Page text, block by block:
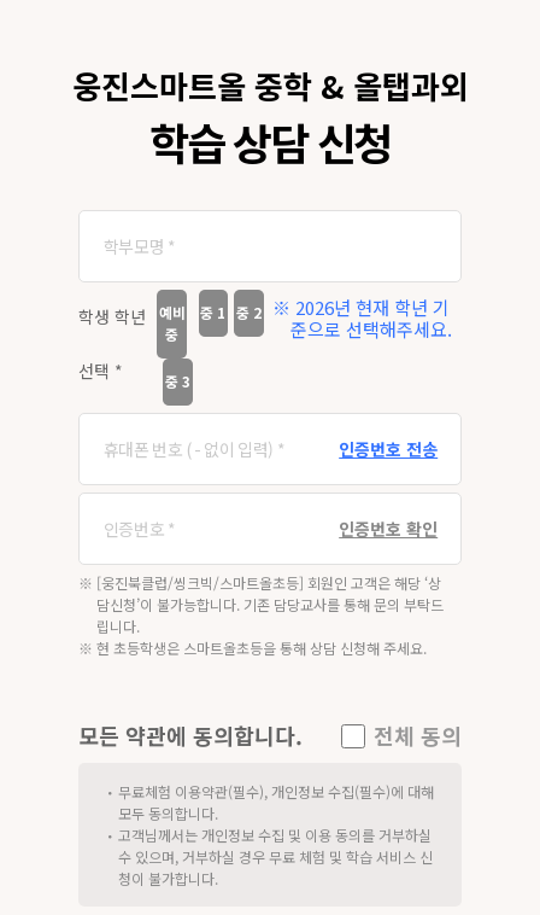
웅진스마트올 중학 & 올탭과외
학습 상담 신청
학생 학년
선택 *
예비
중
중 1 중 2
중 3
※ 2026년 현재 학년 기
준으로 선택해주세요.
인증번호 전송
인증번호 확인
※ [웅진북클럽/씽크빅/스마트올초등] 회원인 고객은 해당 ‘상
담신청’이 불가능합니다. 기존 담당교사를 통해 문의 부탁드
립니다.
※ 현 초등학생은 스마트올초등을 통해 상담 신청해 주세요.
모든 약관에 동의합니다. 전체 동의
・ 무료체험 이용약관(필수), 개인정보 수집(필수)에 대해
모두 동의합니다.
・ 고객님께서는 개인정보 수집 및 이용 동의를 거부하실
수 있으며, 거부하실 경우 무료 체험 및 학습 서비스 신
청이 불가합니다.